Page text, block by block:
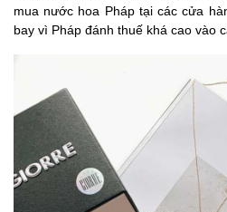
Điển?
mua nước hoa Pháp tại các cửa
bay vì Pháp đánh thuế khá cao vào